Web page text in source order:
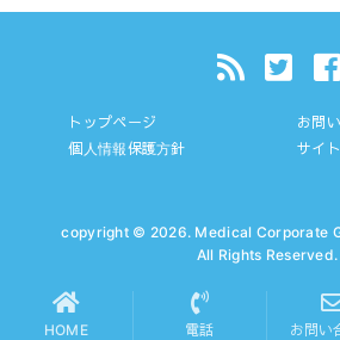
トップページ
お問
個人情報保護方針
サイ
copyright © 2026. Medical Corporate
All Rights Reserved.
HOME 電話 お問い